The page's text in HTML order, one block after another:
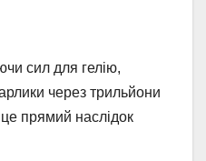
сил для гелію,
через трильйони
прямий наслідок